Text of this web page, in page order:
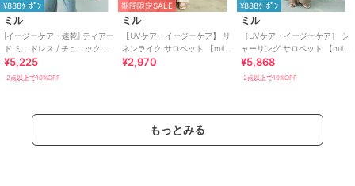
¥888ｸｰﾎﾟﾝ
ミル
[イージーケア・速乾] ティアー
ド ミニドレス / チュニック ブ
ラウス 【mil/ミル】
¥5,225
2点以上で10%OFF
期間限定SALE
ミル
【UVケア・イージーケア】 リ
ネンライク サロペット 【mil/
ミル】
¥2,970
¥888ｸｰﾎﾟﾝ
ミル
［UVケア・イージーケア］ シ
ャーリング サロペット 【mil/
ミル】
¥5,868
2点以上で10%OFF
もっとみる